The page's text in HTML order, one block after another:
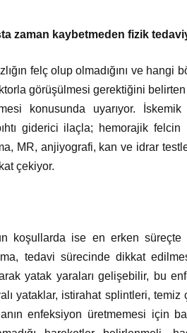
zaman kaybetmeden fizik
felç olup olmadığını ve
görüşülmesi gerektiğini
konusunda uyarıyor. İskemik
giderici ilaçla; hemorajik
MR, anjiyografi, kan ve idrar
çekiyor.
koşullarda ise en erken süreçte
tedavi sürecinde dikkat
yatak yaraları gelişebilir, bu
yataklar, istirahat splintleri,
enfeksiyon üretmemesi için